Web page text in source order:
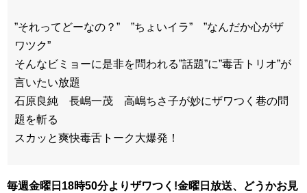
”それってどーなの？” ”ちょいイラ” ”なんだか心がザ
ワツク”
そんなビミョーに是非を問われる”話題”に”毒舌トリオ”が
言いたい放題
石原良純 長嶋一茂 高嶋ちさ子が妙にザワつく巷の問
題を斬る
スカッと爽快毒舌トーク大爆発！
毎週金曜日18時50分よりザワつく!金曜日放送、どうかお見